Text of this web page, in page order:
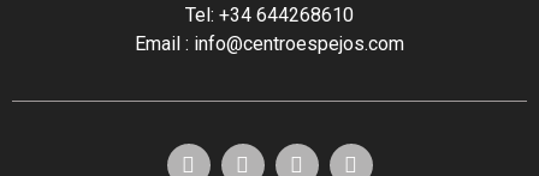
Tel: +34 644268610
Email : info@centroespejos.com